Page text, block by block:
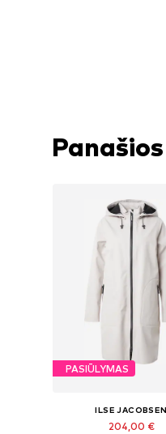
PASIŪLYMAS
ILSE JACOBSEN
204,00 €